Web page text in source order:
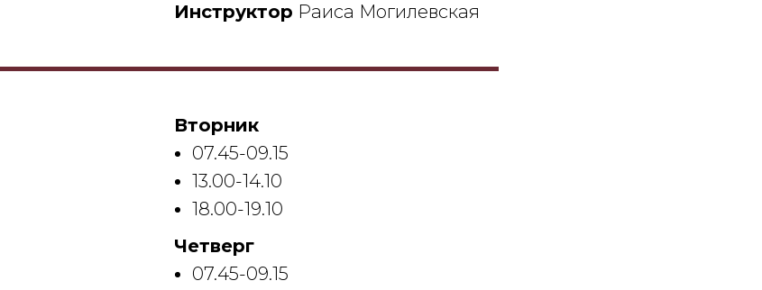
Инструктор Раиса Могилевская
Вторник
07.45-09.15
13.00-14.10
18.00-19.10
Четверг
07.45-09.15